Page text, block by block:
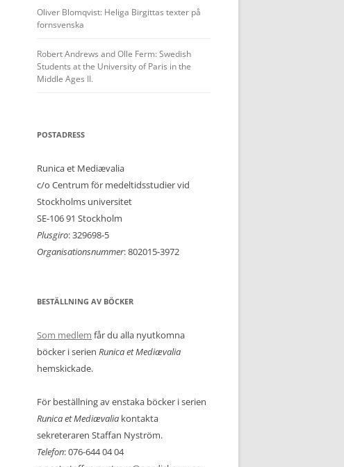
Oliver Blomqvist: Heliga Birgittas texter på
fornsvenska
Robert Andrews and Olle Ferm: Swedish
Students at the University of Paris in the
Middle Ages II.
POSTADRESS
Runica et Mediævalia
c/o Centrum för medeltidsstudier vid
Stockholms universitet
SE-106 91 Stockholm
Plusgiro: 329698-5
Organisationsnummer: 802015-3972
BESTÄLLNING AV BÖCKER
Som medlem får du alla nyutkomna
böcker i serien Runica et Mediævalia
hemskickade.
För beställning av enstaka böcker i serien
Runica et Mediævalia kontakta
sekreteraren Staffan Nyström.
Telefon: 076-644 04 04